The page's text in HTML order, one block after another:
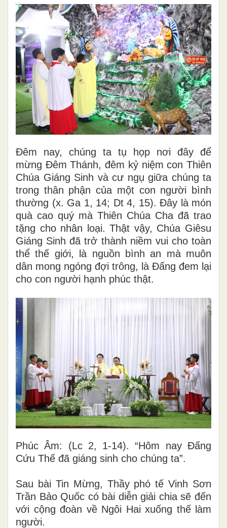
Đêm nay, chúng ta tụ họp nơi đây để
mừng Đêm Thánh, đêm kỷ niệm con Thiên
Chúa Giáng Sinh và cư ngụ giữa chúng ta
trong thân phận của một con người bình
thường (x. Ga 1, 14; Dt 4, 15). Đây là món
quà cao quý mà Thiên Chúa Cha đã trao
tặng cho nhân loại. Thật vậy, Chúa Giêsu
Giáng Sinh đã trở thành niềm vui cho toàn
thể thế giới, là nguồn bình an mà muôn
dân mong ngóng đợi trông, là Đấng đem lại
cho con người hạnh phúc thật.
Phúc Âm: (Lc 2, 1-14).
“Hôm nay Ðấng
Cứu Thế đã giáng sinh cho chúng ta”.
Sau bài Tin Mừng, Thầy phó tế Vinh Sơn
Trần Bảo Quốc có bài diễn giải chia sẽ đến
với cộng đoàn về Ngôi Hai xuống thế làm
người.